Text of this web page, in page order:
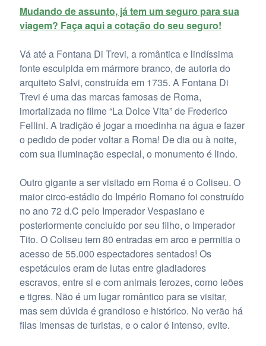
Mudando de assunto, já tem um seguro para sua
viagem? Faça aqui a cotação do seu seguro!
Vá até a Fontana Di Trevi, a romântica e lindíssima
fonte esculpida em mármore branco, de autoria do
arquiteto Salvi, construída em 1735. A Fontana Di
Trevi é uma das marcas famosas de Roma,
imortalizada no filme “La Dolce Vita” de Frederico
Fellini. A tradição é jogar a moedinha na água e fazer
o pedido de poder voltar a Roma! De dia ou à noite,
com sua iluminação especial, o monumento é lindo.
Outro gigante a ser visitado em Roma é o Coliseu. O
maior circo-estádio do Império Romano foi construído
no ano 72 d.C pelo Imperador Vespasiano e
posteriormente concluído por seu filho, o Imperador
Tito. O Coliseu tem 80 entradas em arco e permitia o
acesso de 55.000 espectadores sentados! Os
espetáculos eram de lutas entre gladiadores
escravos, entre si e com animais ferozes, como leões
e tigres. Não é um lugar romântico para se visitar,
mas sem dúvida é grandioso e histórico. No verão há
filas imensas de turistas, e o calor é intenso, evite.